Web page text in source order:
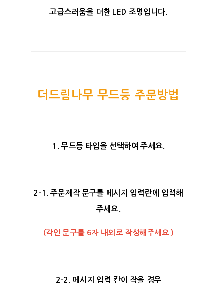
고급스러움을 더한 LED 조명입니다.
더드림나무 무드등 주문방법
1. 무드등 타입을 선택하여 주세요.
2-1. 주문제작 문구를 메시지 입력란에 입력해
주세요.
(각인 문구를 6자 내외로 작성해주세요.)
2-2. 메시지 입력 칸이 작을 경우